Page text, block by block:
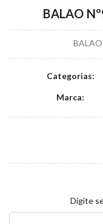
BALAO
BALAO
Categorias:
Marca:
Digite